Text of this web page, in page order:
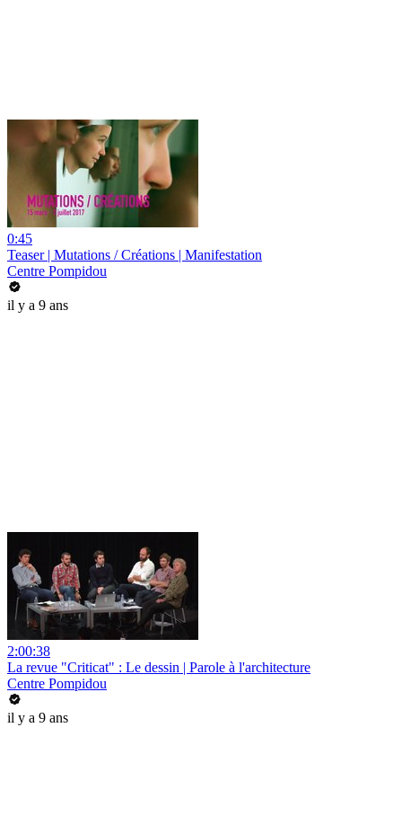
0:45
Teaser | Mutations / Créations | Manifestation
Centre Pompidou
il y a 9 ans
2:00:38
La revue "Criticat" : Le dessin | Parole à l'architecture
Centre Pompidou
il y a 9 ans